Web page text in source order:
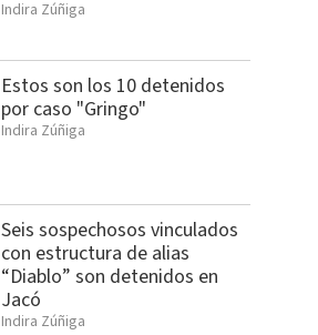
Indira Zúñiga
Estos son los 10 detenidos
por caso "Gringo"
Indira Zúñiga
Seis sospechosos vinculados
con estructura de alias
“Diablo” son detenidos en
Jacó
Indira Zúñiga